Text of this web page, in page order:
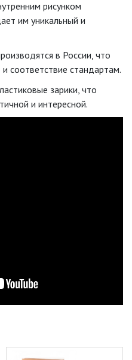
рисунком
им уникальный и
в России, что
соответствие стандартам.
зарики, что
и интересной.